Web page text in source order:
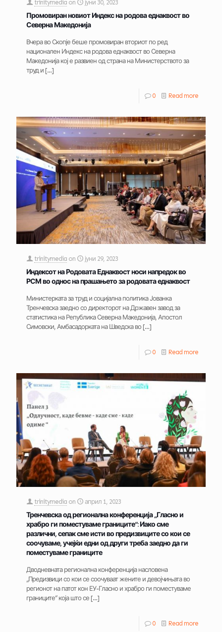
trinitymedia on јуни 30, 2023
Промовиран новиот Индекс на родова еднаквост во
Северна Македонија
Вчера во Скопје беше промовиран вториот по ред
национален Индекс на родова еднаквост во Северна
Македонија кој е развиен од страна на Министерството за
труд и […]
0 Read more
trinitymedia on јуни 29, 2023
Индексот на Родовата Еднаквост носи напредок во
РСМ во однос на прашањето за родовата еднаквост
Министерката за труд и социјална политика Јованка
Тренчевска заедно со директорот на Државен завод за
статистика на Република Северна Македонија, Апостол
Симовски, Амбасадорката на Шведска во […]
0 Read more
trinitymedia on април 1, 2023
Тренчевска од регионална конференција „Гласно и
храбро ги поместуваме границите“: Иако сме
различни, сепак сме исти во предизвиците со кои се
соочуваме, учејќи едни од други треба заедно да ги
поместуваме границите
Дводневната регионална конференција насловена
„Предизвици со кои се соочуваат жените и девојчињата во
регионот на патот кон ЕУ-Гласно и храбро ги поместуваме
границите“ која што се […]
0 Read more